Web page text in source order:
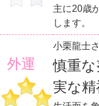
主に20歳
します。
外運
小栗龍士
慎重
実な精